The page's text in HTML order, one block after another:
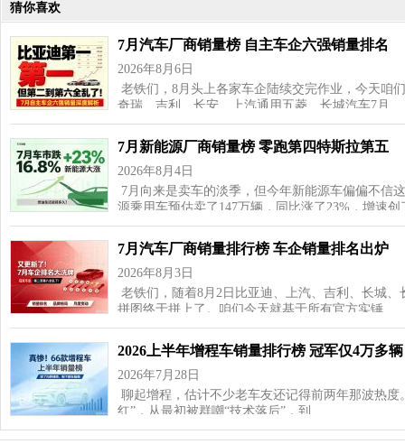
猜你喜欢
7月汽车厂商销量榜 自主车企六强销量排名
2026年8月6日
老铁们，8月头上各家车企陆续交完作业，今天
奇瑞、吉利、长安、上汽通用五菱、长城汽车7月…
7月新能源厂商销量榜 零跑第四特斯拉第五
2026年8月4日
7月向来是卖车的淡季，但今年新能源车偏偏不信
源乘用车预估卖了147万辆，同比涨了23%，增速
7月汽车厂商销量排行榜 车企销量排名出炉
2026年8月3日
老铁们，随着8月2日比亚迪、上汽、吉利、长城
拼图终于拼上了。咱们今天就基于所有官方实锤…
2026上半年增程车销量排行榜 冠军仅4万多辆
2026年7月28日
聊起增程，估计不少老车友还记得前两年那波热
红”，从最初被群嘲“技术落后”，到…